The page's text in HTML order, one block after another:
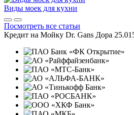
Виды моек для кухни
Посмотреть все статьи
Кредит на Мойку Dr. Gans Дора